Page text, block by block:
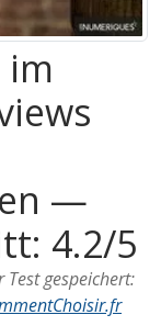
im
—
4.2/5
Test gespeichert: